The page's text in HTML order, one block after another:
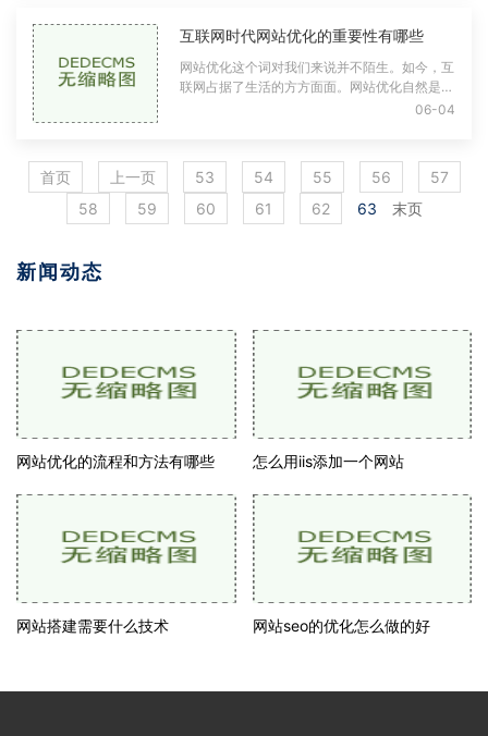
互联网时代网站优化的重要性有哪些
网站优化这个词对我们来说并不陌生。如今，互
联网占据了生活的方方面面。网站优化自然是互
联网从业者必备的技能，也是互联网金融企业必
化，就是说根据如今十分普及化度
06-04
首页 上一页 53 54 55 56
57
58
59 60 61 62 63 末页
新闻动态
网站优化的流程和方法有哪些 怎么用iis添加一个网站
网站搭建需要什么技术 网站seo的优化怎么做的好